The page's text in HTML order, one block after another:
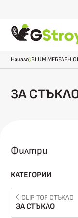
Начало BLUM МЕБЕЛЕН
ЗА
Филтри
КАТЕГОРИИ
CLIP TOP СТЪКЛО
ЗА СТЪКЛО